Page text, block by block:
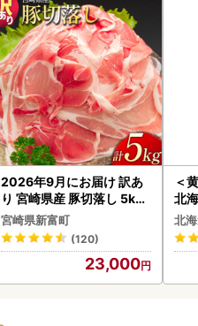
2026年9月にお届け 訳あ
り 宮崎県産 豚切落し 5kg
C325-2506-2609
宮崎県新富町
(120)
23,000
＜
北
北